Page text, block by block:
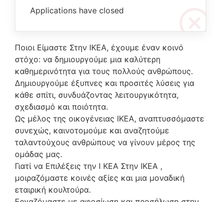
Applications have closed
Ποιοι Είμαστε Στην ΙΚΕΑ, έχουμε έναν κοινό
στόχο: να δημιουργούμε μια καλύτερη
καθημερινότητα για τους πολλούς ανθρώπους.
Δημιουργούμε έξυπνες και προσιτές λύσεις για
κάθε σπίτι, συνδυάζοντας λειτουργικότητα,
σχεδιασμό και ποιότητα.
Ως μέλος της οικογένειας ΙΚΕΑ, αναπτυσσόμαστε
συνεχώς, καινοτομούμε και αναζητούμε
ταλαντούχους ανθρώπους να γίνουν μέρος της
ομάδας μας.
Γιατί να Επιλέξεις την Ι ΚΕΑ Στην ΙΚΕΑ ,
μοιραζόμαστε κοινές αξίες και μια μοναδική
εταιρική κουλτούρα.